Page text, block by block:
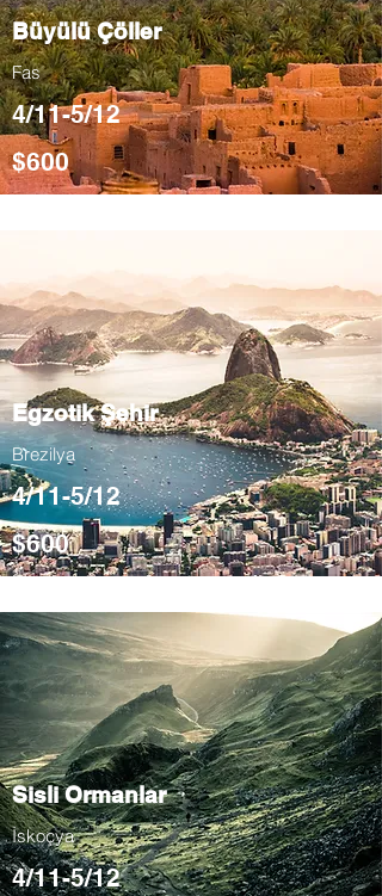
Büyülü Çöller
Fas
4/11-5/12
$600
Egzotik Şehir
Brezilya
4/11-5/12
$600
Sisli Ormanlar
İskoçya
4/11-5/12